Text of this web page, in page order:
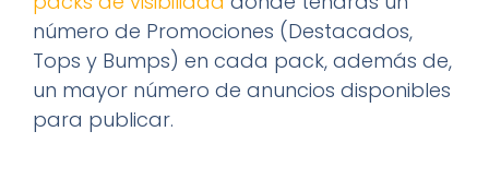
número de Promociones (Destacados,
Tops y Bumps) en cada pack, además de,
un mayor número de anuncios disponibles
para publicar.